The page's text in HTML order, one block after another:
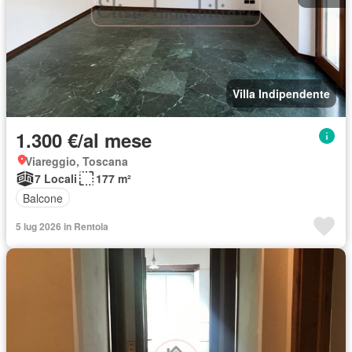
Villa Indipendente
1.300 €/al mese
Viareggio, Toscana
7 Locali
177 m²
Balcone
5 lug 2026 in Rentola